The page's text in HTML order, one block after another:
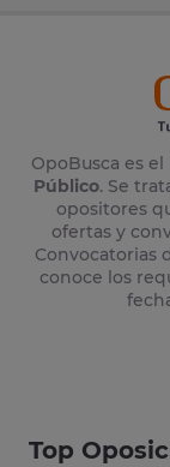
OpoBusca es el
Público. Se
opositores
ofertas y
Convocatorias
conoce los
Top